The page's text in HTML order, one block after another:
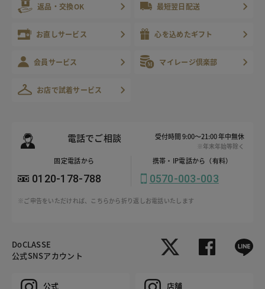
返品・交換OK 最短翌日配送
お直しサービス 心を込めたギフト
会員サービス マイレージ倶楽部
お店で試着サービス
電話でご相談 受付時間 9:00～21:00 年中無休
※年末年始等除く
固定電話から
0120-178-788
携帯・IP電話から（有料）
0570-003-003
※ご申告をいただければ、こちらから折り返しお電話いたします
DoCLASSE
公式SNSアカウント
公式 店舗